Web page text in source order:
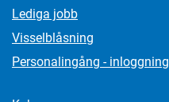
Lediga jobb
Visselblåsning
Personalingång - inloggning